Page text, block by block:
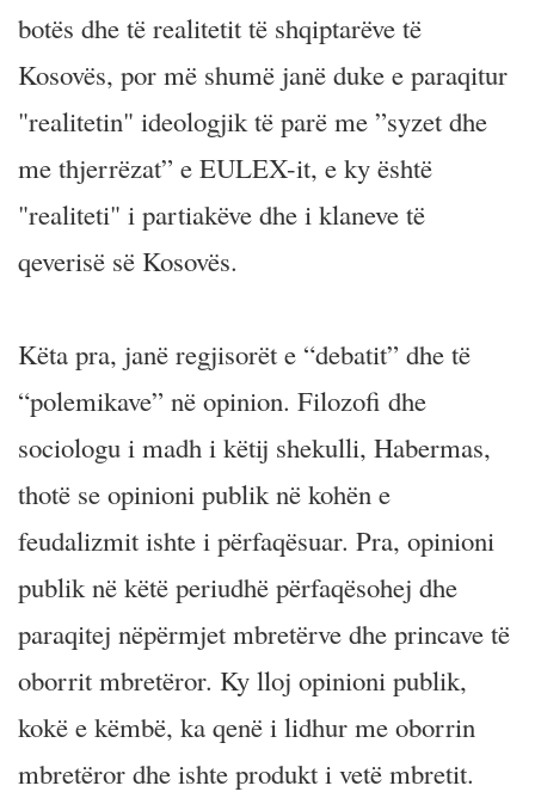
botës dhe të realitetit të shqiptarëve të
Kosovës, por më shumë janë duke e paraqitur
"realitetin" ideologjik të parë me ”syzet dhe
me thjerrëzat” e EULEX-it, e ky është
"realiteti" i partiakëve dhe i klaneve të
qeverisë së Kosovës.
Këta pra, janë regjisorët e “debatit” dhe të
“polemikave” në opinion. Filozofi dhe
sociologu i madh i këtij shekulli, Habermas,
thotë se opinioni publik në kohën e
feudalizmit ishte i përfaqësuar. Pra, opinioni
publik në këtë periudhë përfaqësohej dhe
paraqitej nëpërmjet mbretërve dhe princave të
oborrit mbretëror. Ky lloj opinioni publik,
kokë e këmbë, ka qenë i lidhur me oborrin
mbretëror dhe ishte produkt i vetë mbretit.